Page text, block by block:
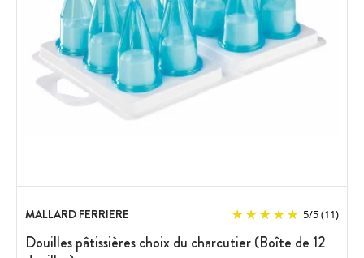
MALLARD FERRIERE 5/5(11)
Douilles pâtissières choix du charcutier (Boîte de 12